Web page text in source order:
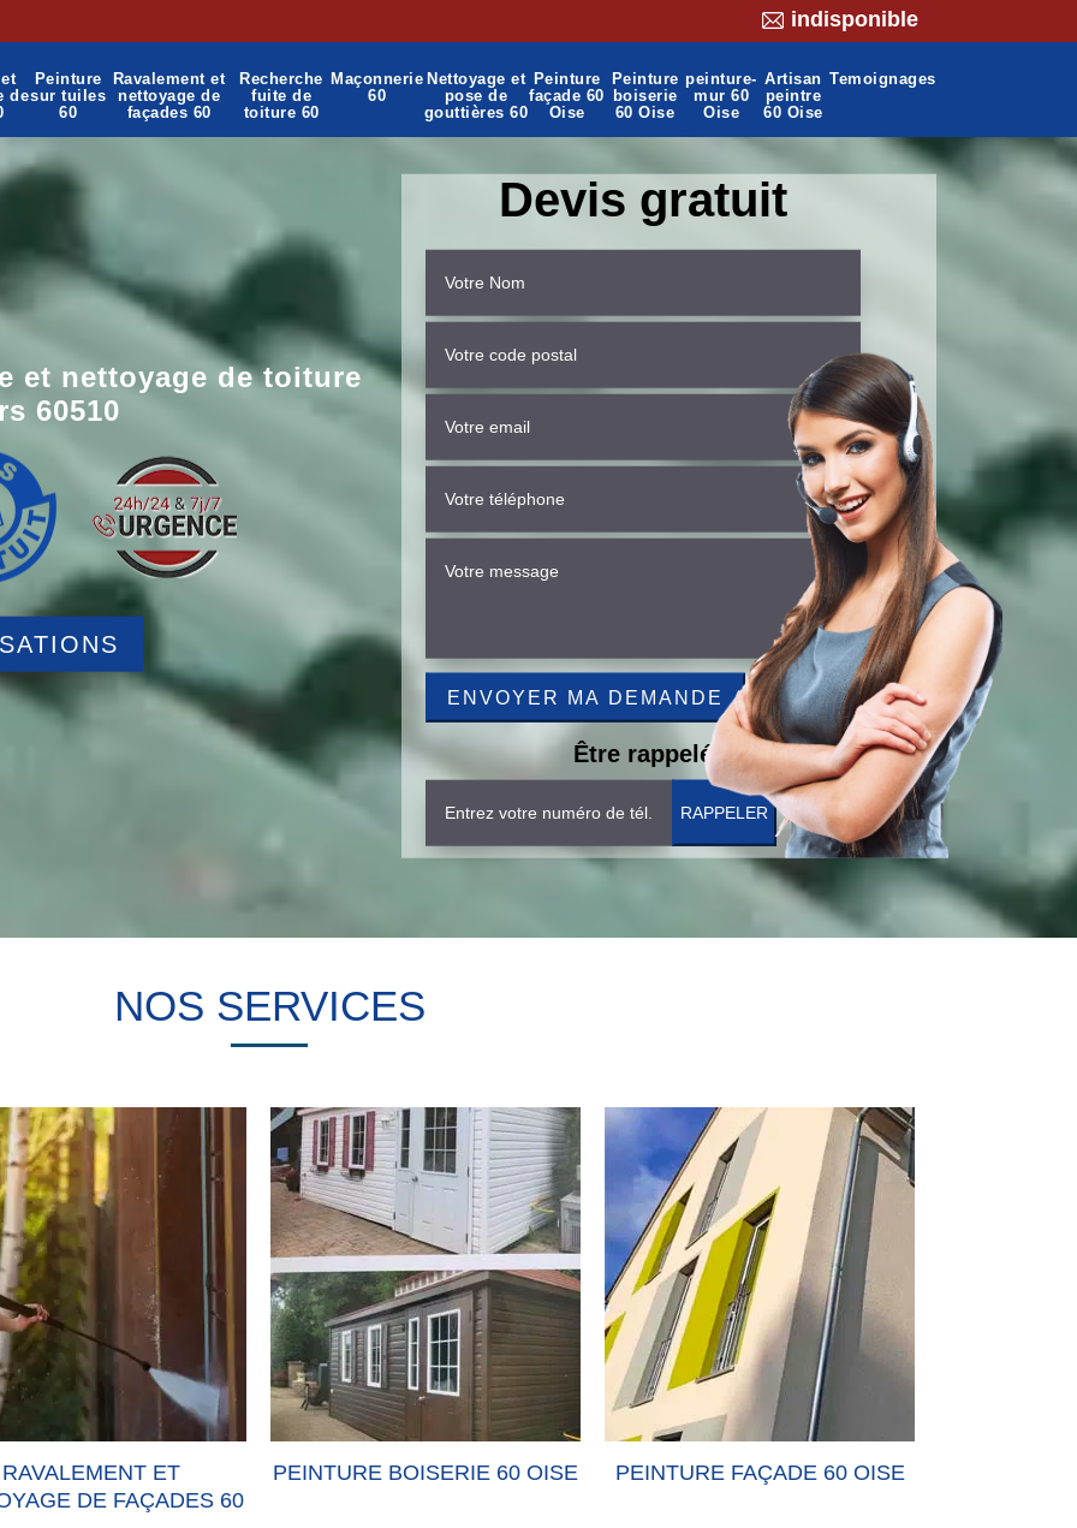
indisponible
de
Peinture
sur tuiles
60
Ravalement et
nettoyage de
façades 60
Recherche
fuite de
toiture 60
Maçonnerie
60
Nettoyage et
pose de
gouttières 60
Peinture
façade 60
Oise
Peinture
boiserie
60 Oise
peinture-
mur 60
Oise
Artisan
peintre
60 Oise
Temoignages
et nettoyage de toiture
60510
Devis gratuit
Être rappelé
NOS SERVICES
PEINTURE BOISERIE 60 OISE PEINTURE FAÇADE 60 OISE PEINTURE-MUR 60 OISE